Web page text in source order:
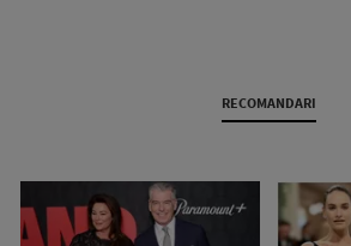
RECOMANDARI